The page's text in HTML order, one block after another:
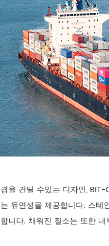
을 견딜 수있는 디자인,
유연성을 제공합니다. 스
니다. 채워진 질소는 또한